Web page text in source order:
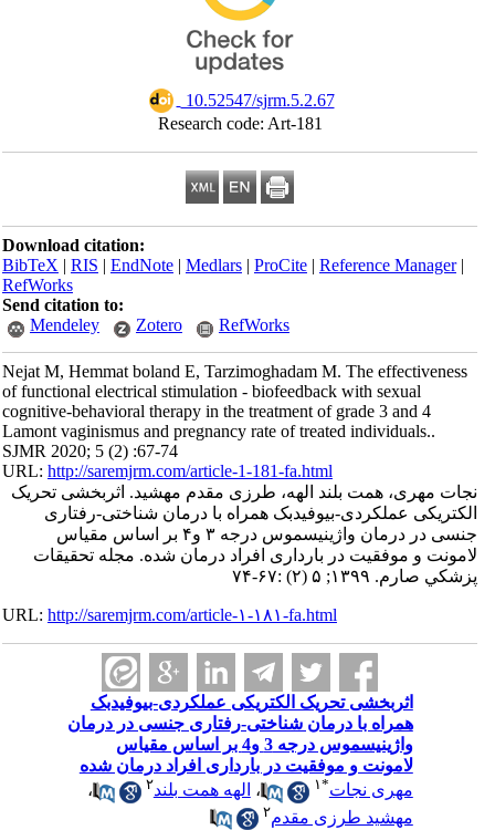
‎ 10.52547/sjrm.5.2.67
Research code: Art-181
Download citation:
BibTeX|RIS|EndNote|Medlars|ProCite|Reference Manager
RefWorks
Send citation to:
Mendeley
Zotero RefWorks
Nejat M, Hemmat boland E, Tarzimoghadam M. The effectiveness
of functional electrical stimulation - biofeedback with sexual
cognitive-behavioral therapy in the treatment of grade 3 and 4
Lamont vaginismus and pregnancy rate of treated individuals..
SJMR 2020; 5 (2) :67-74
URL:http://saremjrm.com/article-1-181-fa.html
نجات مهری، همت بلند الهه، طرزی مقدم مهشید. اثربخشی تحریک
الکتریکی عملکردی-بیوفیدبک همراه با درمان شناختی-رفتاری
جنسی در درمان واژینیسموس درجه ۳ و۴ بر اساس مقیاس
لامونت و موفقیت در بارداری افراد درمان شده. مجله تحقيقات
پزشكي صارم. ۱۳۹۹; ۵ (۲) :۶۷-۷۴
URL:http://saremjrm.com/article-۱-۱۸۱-fa.html
اثربخشی تحریک الکتریکی عملکردی-بیوفیدبک
همراه با درمان شناختی-رفتاری جنسی در درمان
واژینیسموس درجه 3 و4 بر اساس مقیاس
لامونت و موفقیت در بارداری افراد درمان شده
مهری نجات* ۱ ،الهه همت بلند۲
،
مهشید طرزی مقدم